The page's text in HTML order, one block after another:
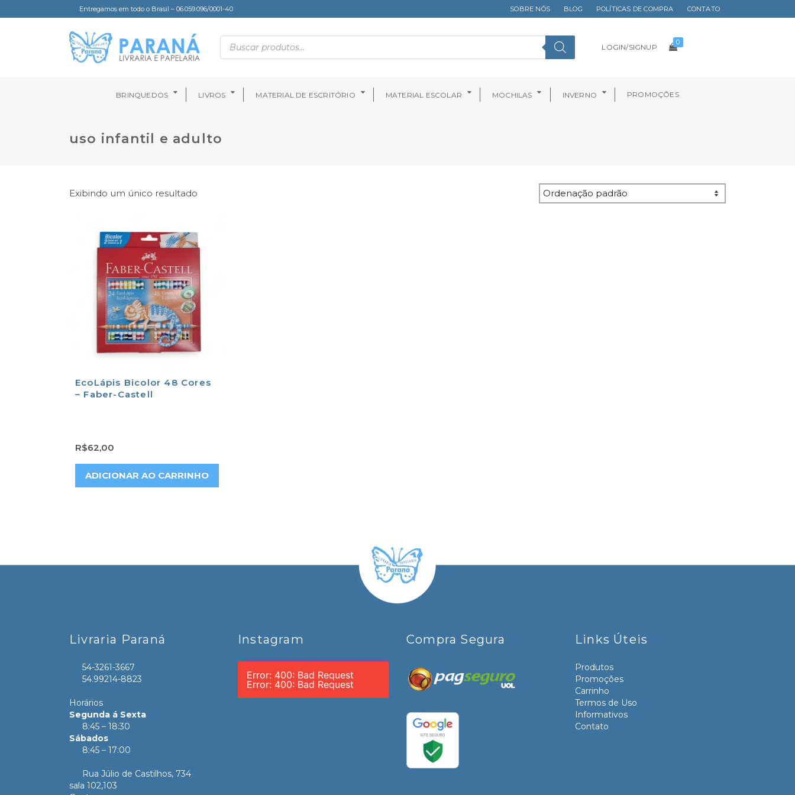
Entregamos em todo o Brasil – 06.059.096/0001-40 SOBRE NÓS BLOG POLÍTICAS DE COMPRA CONTATO
LOGIN/SIGNUP
0
BRINQUEDOS LIVROS MATERIAL DE ESCRITÓRIO MATERIAL ESCOLAR MOCHILAS INVERNO PROMOÇÕES
uso infantil e adulto
Exibindo um único resultado
EcoLápis Bicolor 48 Cores
– Faber-Castell
R$62,00
ADICIONAR AO CARRINHO
Livraria Paraná
54-3261-3667
54.99214-8823
Horários
Segunda á Sexta
8:45 – 18:30
Sábados
8:45 – 17:00
Rua Júlio de Castilhos, 734
sala 102,103
Instagram
Error: 400: Bad Request
Error: 400: Bad Request
Compra Segura Links Úteis
Produtos
Promoções
Carrinho
Termos de Uso
Informativos
Contato